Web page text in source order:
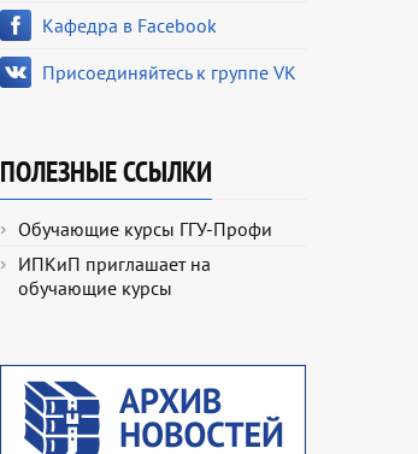
Кафедра в Facebook
Присоединяйтесь к группе VK
ПОЛЕЗНЫЕ ССЫЛКИ
Обучающие курсы ГГУ-Профи
ИПКиП приглашает на
обучающие курсы